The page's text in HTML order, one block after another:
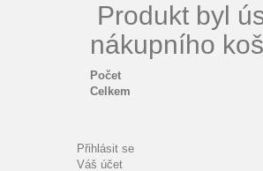
Produkt byl
nákupního
Počet
Celkem
Přihlásit se
Váš účet